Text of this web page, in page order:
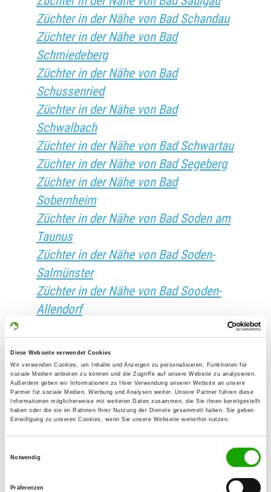
Diese Webseite verwendet Cookies
Wir verwenden Cookies, um Inhalte und Anzeigen zu personalisieren, Funktionen für
soziale Medien anbieten zu können und die Zugriffe auf unsere Website zu analysieren.
Außerdem geben wir Informationen zu Ihrer Verwendung unserer Website an unsere
Partner für soziale Medien, Werbung und Analysen weiter. Unsere Partner führen diese
Informationen möglicherweise mit weiteren Daten zusammen, die Sie ihnen bereitgestellt
haben oder die sie im Rahmen Ihrer Nutzung der Dienste gesammelt haben. Sie geben
Einwilligung zu unseren Cookies, wenn Sie unsere Webseite weiterhin nutzen.
Notwendig
Präferenzen
Züchter in der Nähe von Bad Schandau
Züchter in der Nähe von Bad
Schmiedeberg
Züchter in der Nähe von Bad
Schussenried
Züchter in der Nähe von Bad
Schwalbach
Züchter in der Nähe von Bad Schwartau
Züchter in der Nähe von Bad Segeberg
Züchter in der Nähe von Bad
Sobernheim
Züchter in der Nähe von Bad Soden am
Taunus
Züchter in der Nähe von Bad Soden-
Salmünster
Züchter in der Nähe von Bad Sooden-
Allendorf
Züchter in der Nähe von Bad Sulza
Züchter in der Nähe von Bad Säckingen
Züchter in der Nähe von Bad Sülze
Züchter in der Nähe von Bad Teinach-
Zavelstein
Züchter in der Nähe von Bad Tennstedt